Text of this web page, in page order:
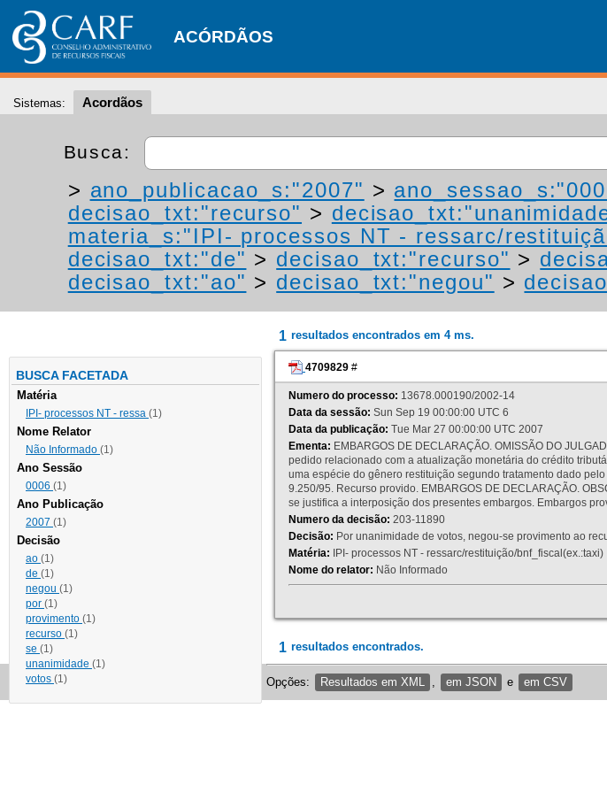
ACÓRDÃOS
Sistemas: Acordãos
Busca:
> ano_publicacao_s:"2007" >
decisao_txt:"recurso" >
materia_s:"IPI- processos NT - ressarc/
decisao_txt:"de" > decisao_txt:"recurso" >
decisao_txt:"ao" > decisao_txt:"negou" >
BUSCA FACETADA
Matéria
IPI- processos NT - ressa (1)
Nome Relator
Não Informado (1)
Ano Sessão
0006 (1)
Ano Publicação
2007 (1)
Decisão
ao (1)
de (1)
negou (1)
por (1)
provimento (1)
recurso (1)
se (1)
unanimidade (1)
votos (1)
1 resultados encontrados em 4 ms.
4709829 #
Numero do processo: 13678.000190/2002-14
Data da sessão: Sun Sep 19 00:00:00 UTC 6
Data da publicação: Tue Mar 27 00:00:00 UTC 2007
Ementa: EMBARGOS DE DECLARAÇÃO. OMISSÃO DO
pedido relacionado com a atualização monetária do crédito
uma espécie do gênero restituição segundo tratamento dado
9.250/95. Recurso provido. EMBARGOS DE DECLARAÇÃO.
se justifica a interposição dos presentes embargos. Embargos
Numero da decisão: 203-11890
Decisão: Por unanimidade de votos, negou-se provimento ao
Matéria: IPI- processos NT - ressarc/restituição/bnf_fiscal(ex.:taxi)
Nome do relator: Não Informado
1 resultados encontrados.
Opções: Resultados em XML em JSON e em CSV